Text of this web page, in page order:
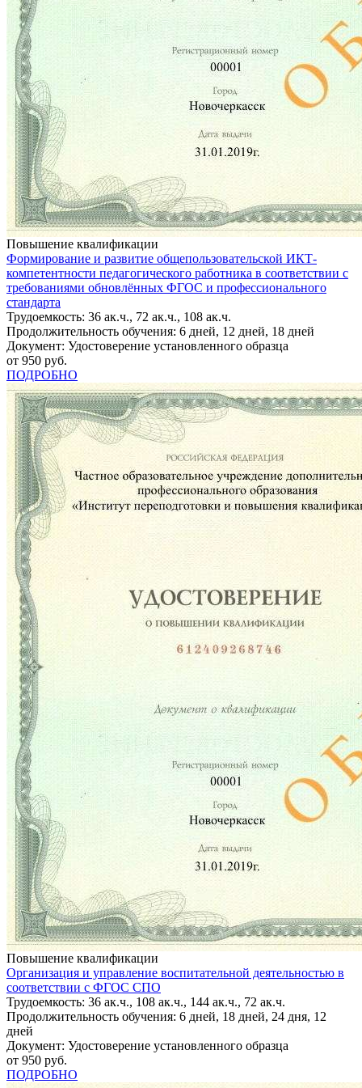
Повышение квалификации
Формирование и развитие общепользовательской ИКТ-
компетентности педагогического работника в соответствии с
требованиями обновлённых ФГОС и профессионального
стандарта
Трудоемкость: 36 ак.ч., 72 ак.ч., 108 ак.ч.
Продолжительность обучения: 6 дней, 12 дней, 18 дней
Документ: Удостоверение установленного образца
от 950 руб.
ПОДРОБНО
Повышение квалификации
Организация и управление воспитательной деятельностью в
соответствии с ФГОС СПО
Трудоемкость: 36 ак.ч., 108 ак.ч., 144 ак.ч., 72 ак.ч.
Продолжительность обучения: 6 дней, 18 дней, 24 дня, 12
дней
Документ: Удостоверение установленного образца
от 950 руб.
ПОДРОБНО